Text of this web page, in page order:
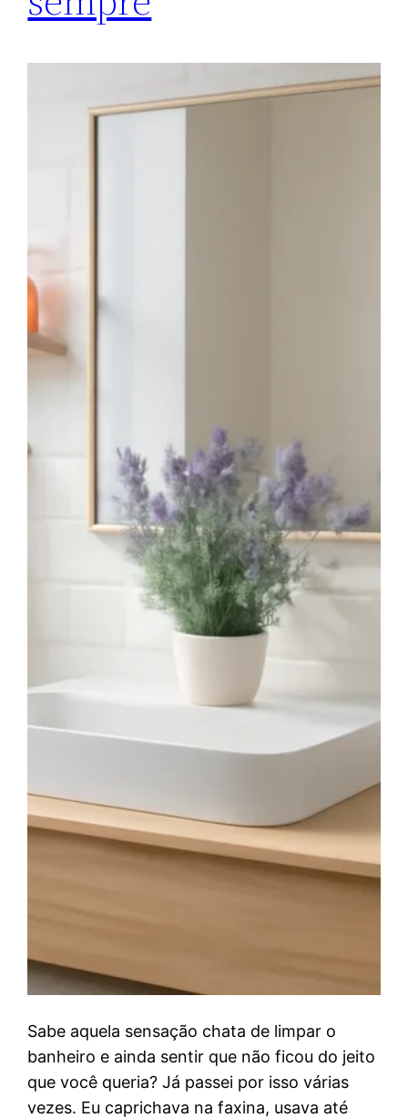
Sabe aquela sensação chata de limpar o
banheiro e ainda sentir que não ficou do jeito
que você queria? Já passei por isso várias
vezes. Eu caprichava na faxina, usava até